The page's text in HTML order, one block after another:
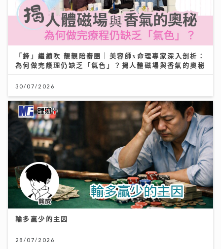
「鋒」繼續吹 靚靚陪審團 | 美容師x命理專家深入剖析：
為何做完護理仍缺乏「氣色」？揭人體磁場與香氣的奧秘
30/07/2026
輸多贏少的主因
28/07/2026